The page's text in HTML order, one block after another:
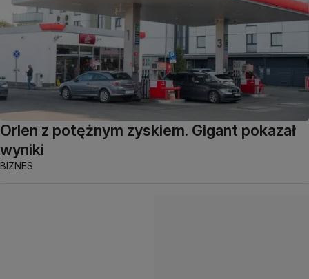
Orlen z potężnym zyskiem. Gigant pokazał
wyniki
BIZNES